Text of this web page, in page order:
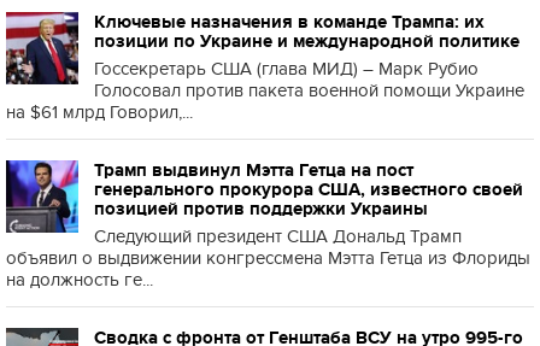
Ключевые назначения в команде Трампа: их
позиции по Украине и международной политике
Госсекретарь США (глава МИД) – Марк Рубио
Голосовал против пакета военной помощи Украине
на $61 млрд Говорил,...
Трамп выдвинул Мэтта Гетца на пост
генерального прокурора США, известного своей
позицией против поддержки Украины
Следующий президент США Дональд Трамп
объявил о выдвижении конгрессмена Мэтта Гетца из Флориды
на должность ге...
Сводка с фронта от Генштаба ВСУ на утро 995-го